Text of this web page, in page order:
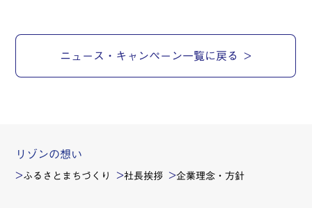
ニュース・キャンペーン一覧に戻る
リゾンの想い
ふるさとまちづくり 社長挨拶 企業理念・方針